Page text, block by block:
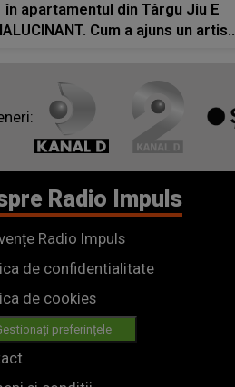
în apartamentul din Târgu Jiu E
Cum a ajuns un artist
credeam că se..."
Radio Impuls
Radio Impuls
de confidentialitate
de cookies
preferințele